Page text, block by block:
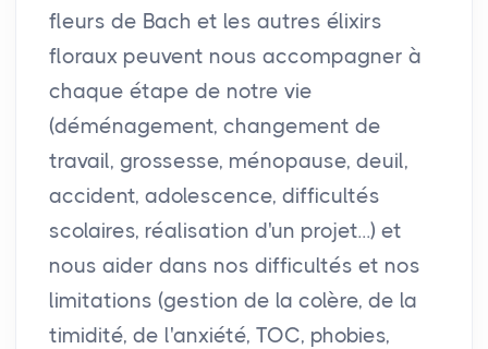
fleurs de Bach et les autres élixirs
floraux peuvent nous accompagner à
chaque étape de notre vie
(déménagement, changement de
travail, grossesse, ménopause, deuil,
accident, adolescence, difficultés
scolaires, réalisation d'un projet...) et
nous aider dans nos difficultés et nos
limitations (gestion de la colère, de la
timidité, de l'anxiété, TOC, phobies,